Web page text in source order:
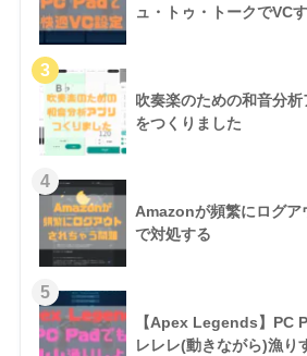
ュ・トゥ・トークでVC
吹奏楽のための和音分
をつくりました
Amazonが頻繁にログア
で対処する
【Apex Legends】PC
レレレ(動きながら)漁り